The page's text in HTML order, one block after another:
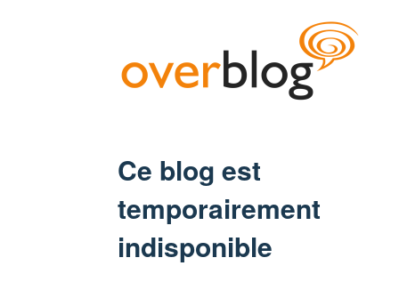
Ce blog est
temporairement
indisponible